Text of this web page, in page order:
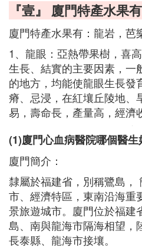
『壹』 廈門特產水果
廈門特產水果有：龍岩，芭
1、龍眼：亞熱帶果樹，喜
生長、結實的主要因素，
的地方，均能使龍眼生長發
瘠、忌浸，在紅壤丘陵地、
易，壽命長，產量高，經濟
(1)廈門心血病醫院哪個醫生
廈門簡介：
隸屬於福建省，別稱鷺島，
市、經濟特區，東南沿海重
景旅遊城市。廈門位於福建
島、南與龍海市隔海相望，
長泰縣、龍海市接壤。